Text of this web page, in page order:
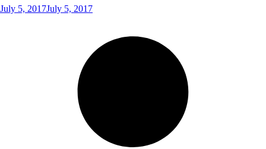
July 5, 2017July 5, 2017